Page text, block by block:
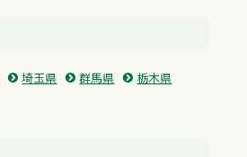
埼玉県 群馬県
栃木県